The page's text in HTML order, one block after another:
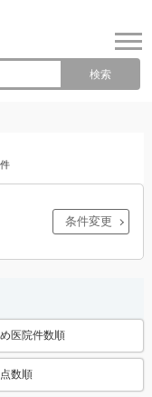
検索
件
条件変更
医院件数順
数順